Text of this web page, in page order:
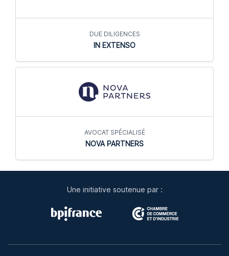
DUE DILIGENCES
IN EXTENSO
AVOCAT SPÉCIALISÉ
NOVA PARTNERS
Une initiative soutenue par :